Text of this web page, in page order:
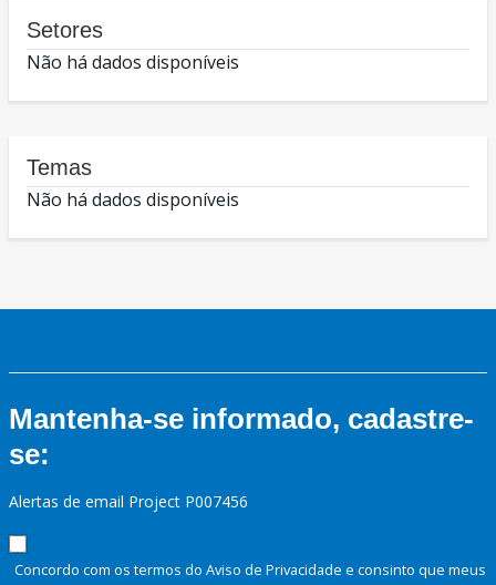
Setores
Não há dados disponíveis
Temas
Não há dados disponíveis
Mantenha-se informado, cadastre-
se:
Alertas de email Project P007456
Concordo com os termos do Aviso de Privacidade e consinto que meus